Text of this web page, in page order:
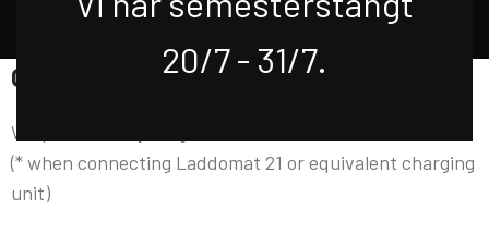
20/7 - 31/7.
/ Products /Guarantees
GUARANTEES
We provide a 5 year guarantee for all our boilers.*
(* when connecting Laddomat 21 or equivalent charging
unit)